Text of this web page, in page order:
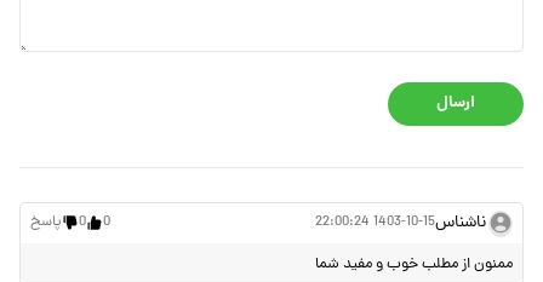
ارسال
ناشناس1403-10-15 22:00:24
0
0 پاسخ
ممنون از مطلب خوب و مفید شما